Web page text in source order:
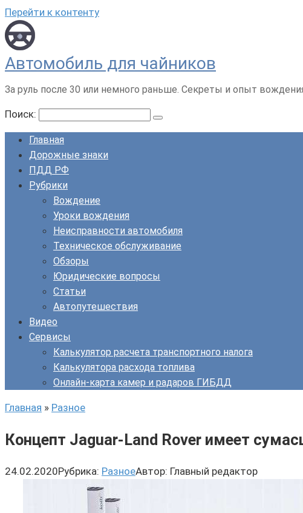
Перейти к контенту
Автомобиль для чайников
За руль после 30 или немного раньше. Секреты и опыт
Поиск:
Главная
Дорожные знаки
ПДД РФ
Рубрики
Вождение
Уроки вождения
Неисправности автомобиля
Техническое обслуживание
Обзоры
Юридические вопросы
Статьи
Автопутешествия
Видео
Сервисы
Калькулятор расчета транспортного налога
Калькулятора расхода топлива
Онлайн-карта камер и радаров ГИБДД
Главная » Разное
Концепт Jaguar-Land Rover имеет
24.02.2020Рубрика: РазноеАвтор: Главный редактор